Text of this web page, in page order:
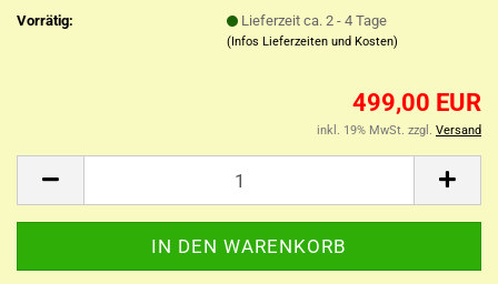
Vorrätig:
Lieferzeit ca. 2 - 4 Tage
(Infos Lieferzeiten und Kosten)
499,00 EUR
inkl. 19% MwSt. zzgl. Versand